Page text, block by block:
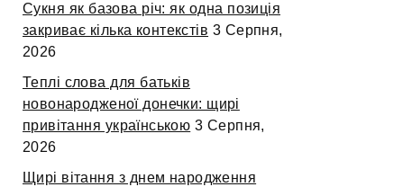
Сукня як базова річ: як одна позиція
закриває кілька контекстів 3 Серпня,
2026
Теплі слова для батьків
новонародженої донечки: щирі
привітання українською 3 Серпня,
2026
Щирі вітання з днем народження